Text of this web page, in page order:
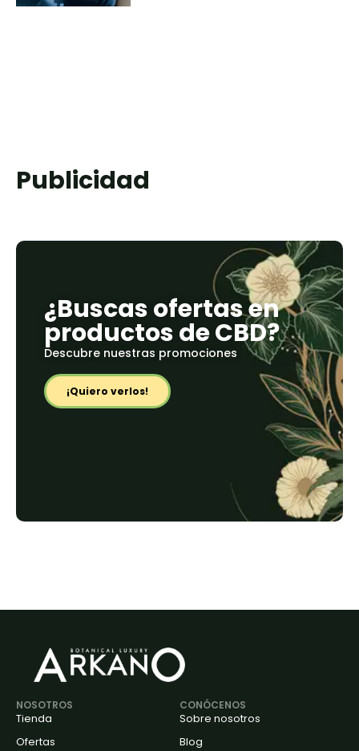
Publicidad
¿Buscas ofertas en
productos de CBD?
Descubre nuestras promociones
¡Quiero verlos!
NOSOTROS
Tienda
Ofertas
CONÓCENOS
Sobre nosotros
Blog